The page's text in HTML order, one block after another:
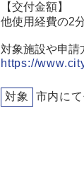
【交付金額】
他使用経費の2
対象施設や申請
https://
対象 市内に